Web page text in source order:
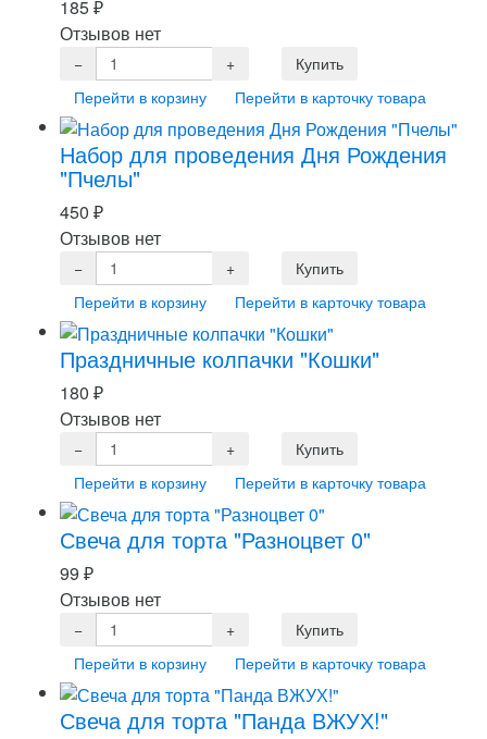
185₽
Отзывов нет
Перейти в корзину Перейти в карточку товара
Набор для проведения Дня Рождения
"Пчелы"
450 ₽
Отзывов нет
Перейти в корзину Перейти в карточку товара
Праздничные колпачки "Кошки"
180 ₽
Отзывов нет
Перейти в корзину Перейти в карточку товара
Свеча для торта "Разноцвет 0"
99 ₽
Отзывов нет
Перейти в корзину Перейти в карточку товара
Свеча для торта "Панда ВЖУХ!"